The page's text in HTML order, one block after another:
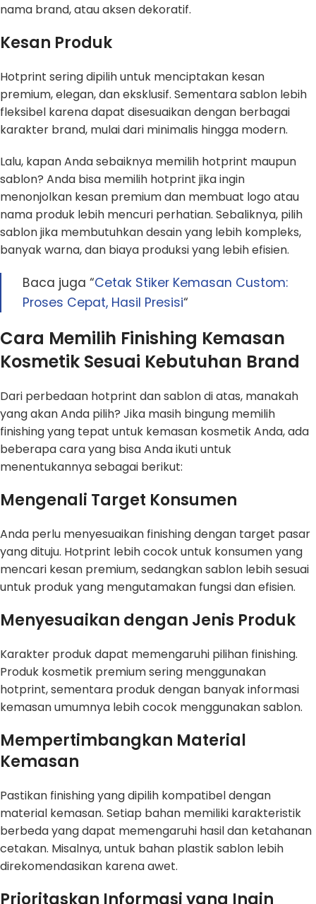
nama brand, atau aksen dekoratif.
Kesan Produk
Hotprint sering dipilih untuk menciptakan kesan
premium, elegan, dan eksklusif. Sementara sablon lebih
fleksibel karena dapat disesuaikan dengan berbagai
karakter brand, mulai dari minimalis hingga modern.
Lalu, kapan Anda sebaiknya memilih hotprint maupun
sablon? Anda bisa memilih hotprint jika ingin
menonjolkan kesan premium dan membuat logo atau
nama produk lebih mencuri perhatian. Sebaliknya, pilih
sablon jika membutuhkan desain yang lebih kompleks,
banyak warna, dan biaya produksi yang lebih efisien.
Baca juga “Cetak Stiker Kemasan Custom:
Proses Cepat, Hasil Presisi“
Cara Memilih Finishing Kemasan
Kosmetik Sesuai Kebutuhan Brand
Dari perbedaan hotprint dan sablon di atas, manakah
yang akan Anda pilih? Jika masih bingung memilih
finishing yang tepat untuk kemasan kosmetik Anda, ada
beberapa cara yang bisa Anda ikuti untuk
menentukannya sebagai berikut:
Mengenali Target Konsumen
Anda perlu menyesuaikan finishing dengan target pasar
yang dituju. Hotprint lebih cocok untuk konsumen yang
mencari kesan premium, sedangkan sablon lebih sesuai
untuk produk yang mengutamakan fungsi dan efisien.
Menyesuaikan dengan Jenis Produk
Karakter produk dapat memengaruhi pilihan finishing.
Produk kosmetik premium sering menggunakan
hotprint, sementara produk dengan banyak informasi
kemasan umumnya lebih cocok menggunakan sablon.
Mempertimbangkan Material
Kemasan
Pastikan finishing yang dipilih kompatibel dengan
material kemasan. Setiap bahan memiliki karakteristik
berbeda yang dapat memengaruhi hasil dan ketahanan
cetakan. Misalnya, untuk bahan plastik sablon lebih
direkomendasikan karena awet.
Prioritaskan Informasi yang Ingin